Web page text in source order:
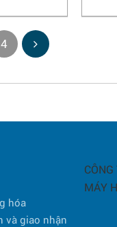
4
hóa
và giao nhận
MÁY